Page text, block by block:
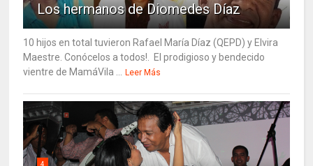
Los hermanos de Diomedes Díaz
10 hijos en total tuvieron Rafael María Díaz (QEPD) y Elvira
Maestre. Conócelos a todos!. El prodigioso y bendecido
vientre de MamáVila ... Leer Más
4